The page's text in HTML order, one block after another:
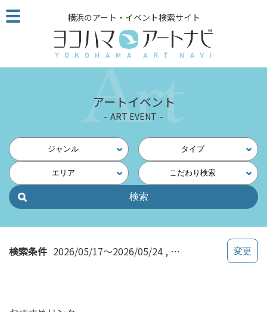
こ
の
ジ
読
他
ペ
の
横浜のアート・イベント検索サイト
アートイベント
ART EVENT
ジャンル タイプ
エリア こだわり検索
検索条件 2026/05/17～2026/05/24 ワークショップ